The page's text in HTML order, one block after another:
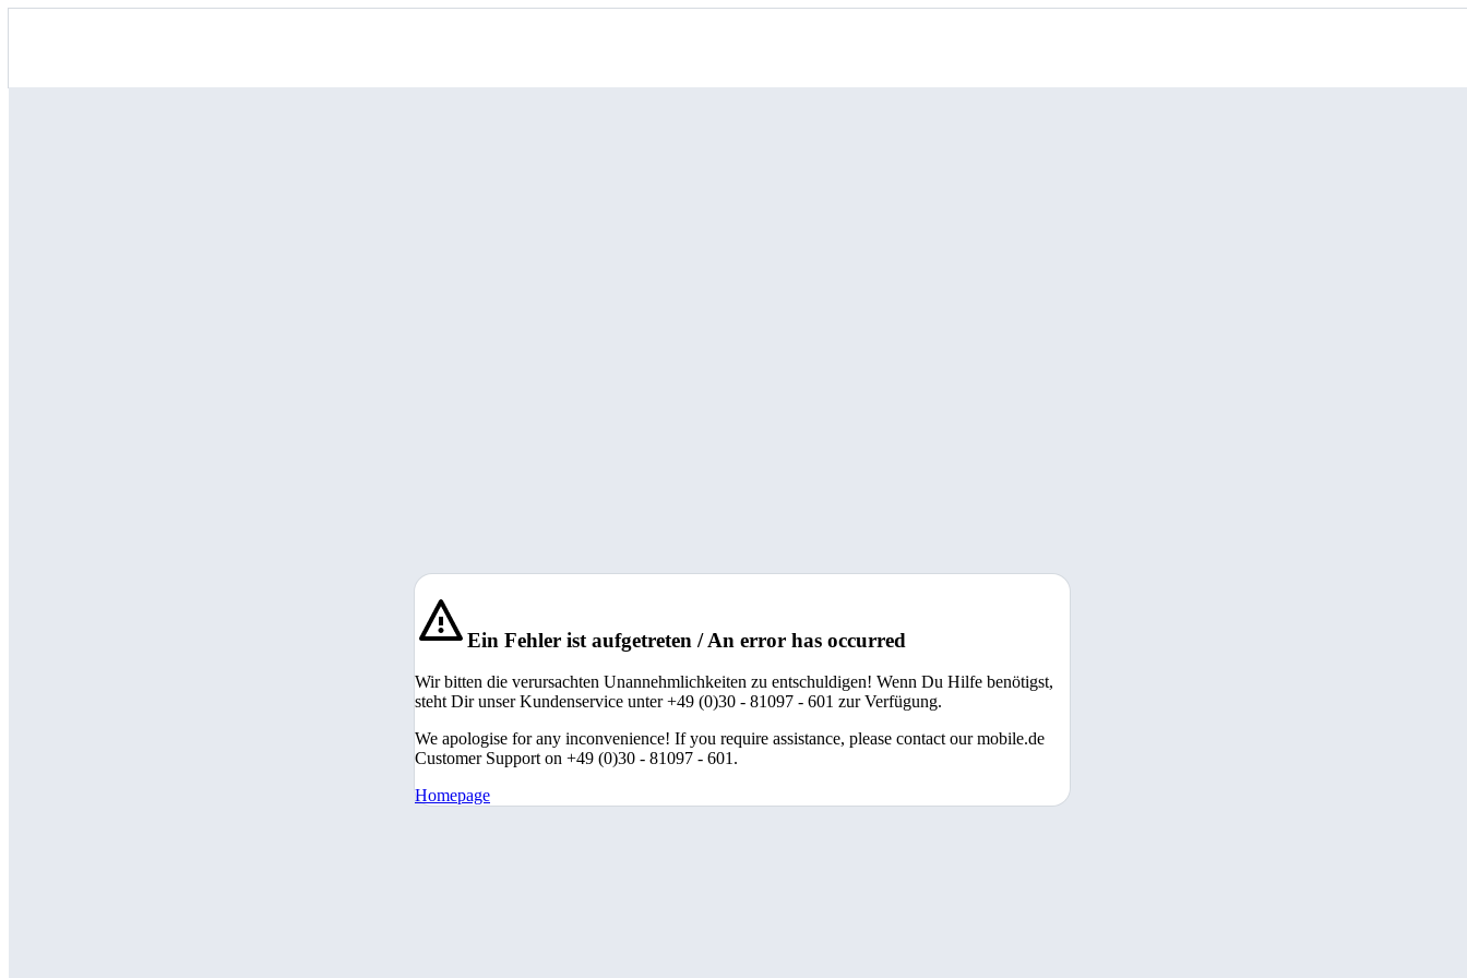
Ein Fehler ist aufgetreten / An error has occurred
Wir bitten die verursachten Unannehmlichkeiten zu entschuldigen! Wenn Du Hilfe benötigst,
steht Dir unser Kundenservice unter +49 (0)30 - 81097 - 601 zur Verfügung.
We apologise for any inconvenience! If you require assistance, please contact our mobile.de
Customer Support on +49 (0)30 - 81097 - 601.
Homepage